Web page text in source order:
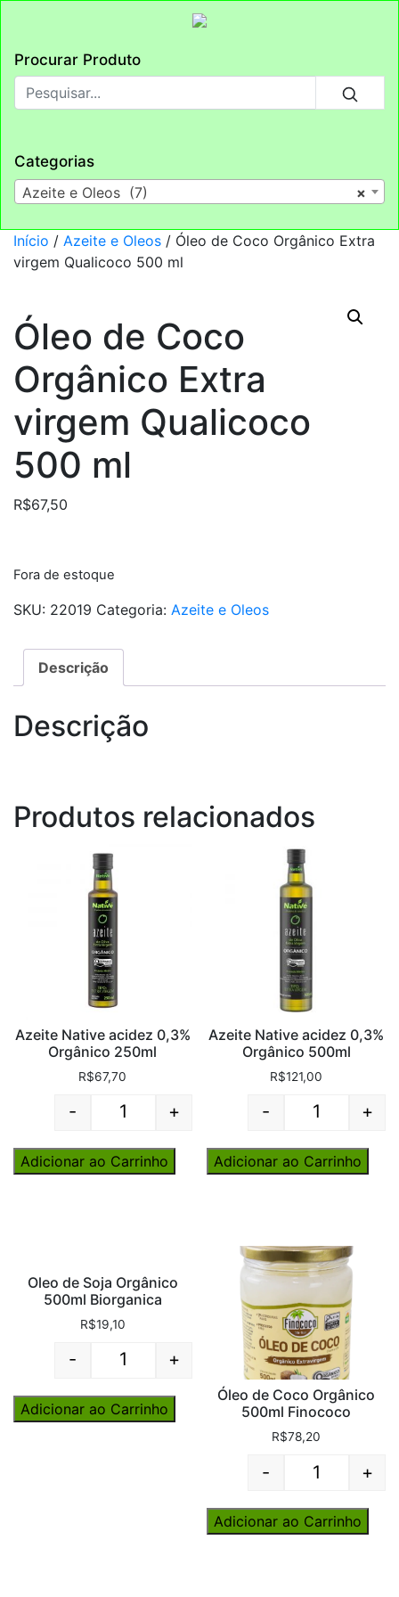
Procurar Produto
Categorias
×
Azeite e Oleos (7)
Início / Azeite e Oleos / Óleo de Coco Orgânico Extra
virgem Qualicoco 500 ml
Óleo de Coco
Orgânico Extra
virgem Qualicoco
500 ml
R$67,50
Fora de estoque
SKU: 22019 Categoria: Azeite e Oleos
Descrição
Descrição
Produtos relacionados
Azeite Native acidez 0,3%
Orgânico 250ml
R$67,70
Quantity
- +
Adicionar ao Carrinho
Azeite Native acidez 0,3%
Orgânico 500ml
R$121,00
Quantity
- +
Adicionar ao Carrinho
Oleo de Soja Orgânico
500ml Biorganica
R$19,10
Quantity
- +
Adicionar ao Carrinho
Óleo de Coco Orgânico
500ml Finococo
R$78,20
Quantity
- +
Adicionar ao Carrinho